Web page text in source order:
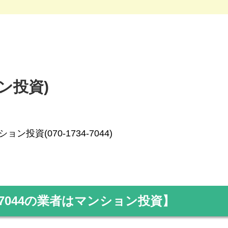
投資)
ョン投資(070-1734-7044)
の業者はマンション投資】